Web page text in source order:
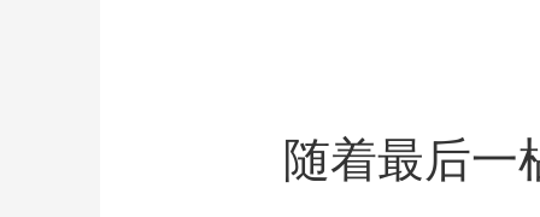
随着最后一